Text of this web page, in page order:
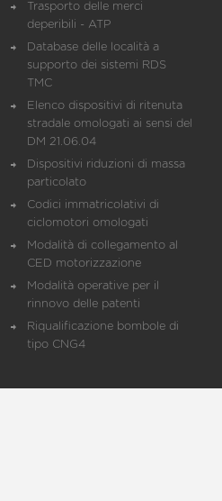
Trasporto delle merci
deperibili - ATP
Database delle località a
supporto dei sistemi RDS
TMC
Elenco dispositivi di ritenuta
stradale omologati ai sensi del
DM 21.06.04
Dispositivi riduzioni di massa
particolato
Codici immatricolativi di
ciclomotori omologati
Modalità di collegamento al
CED motorizzazione
Modalità operative per il
rinnovo delle patenti
Riqualificazione bombole di
tipo CNG4